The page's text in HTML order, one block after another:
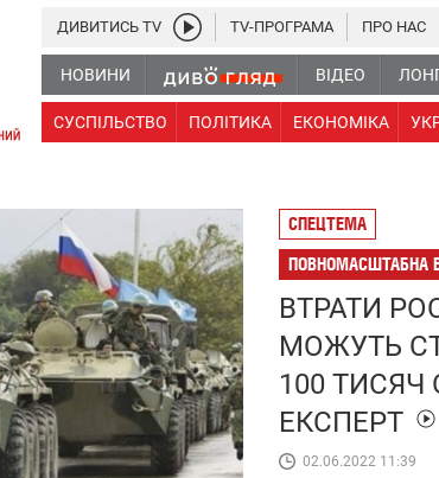
НОВИНИ ВІДЕО
СУСПІЛЬСТВО ПОЛІТИКА ЕКОНОМІКА
ДИВИТИСЬ TV TV-ПРОГРАМА ПРО НАС
СПЕЦТЕМА
ПОВНОМАСШТАБНА
ВТРАТИ
МОЖУТЬ
100 ТИСЯЧ
ЕКСПЕРТ
02.06.2022 11:39